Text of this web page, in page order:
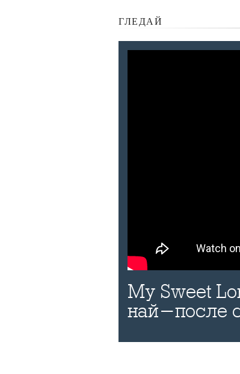
ГЛЕДАЙ
My Sweet
най-после